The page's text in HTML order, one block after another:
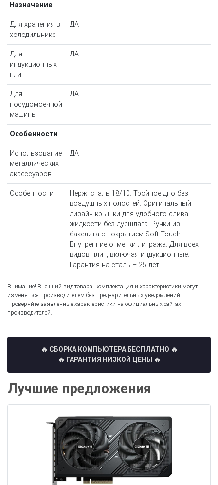
Назначение
Для хранения в
холодильнике
ДА
Для
индукционных
плит
ДА
Для
посудомоечной
машины
ДА
Особенности
Использование
металлических
аксессуаров
ДА
Особенности
Нерж. сталь 18/10. Тройное дно без
воздушных полостей. Оригинальный
дизайн крышки для удобного слива
жидкости без дуршлага. Ручки из
бакелита с покрытием Soft Touch.
Внутренние отметки литража. Для всех
видов плит, включая индукционные.
Гарантия на сталь – 25 лет
Внимание! Внешний вид товара, комплектация и характеристики могут
изменяться производителем без предварительных уведомлений.
Проверяйте заявленные характеристики на официальных сайтах
производителей.
🔥 СБОРКА КОМПЬЮТЕРА БЕСПЛАТНО 🔥
🔥 ГАРАНТИЯ НИЗКОЙ ЦЕНЫ 🔥
Лучшие предложения